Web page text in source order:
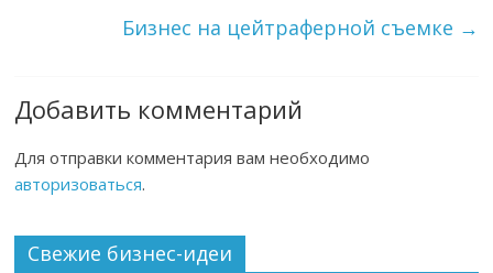
Бизнес на цейтраферной съемке →
Добавить комментарий
Для отправки комментария вам необходимо
авторизоваться.
Свежие бизнес-идеи